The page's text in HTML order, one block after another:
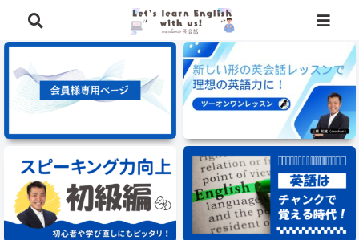
⭐️英語学習に役立つ、豪華特典を無料でプレゼント中⭐️